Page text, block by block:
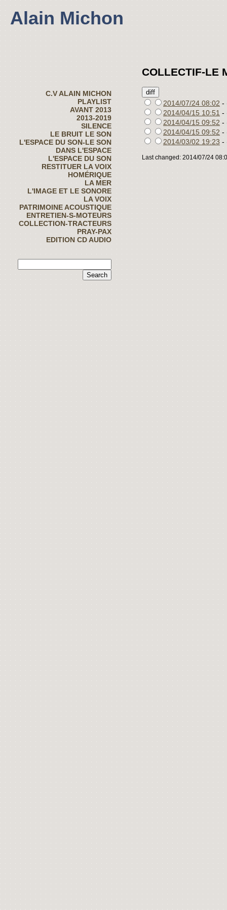
Alain Michon
C.V ALAIN MICHON
PLAYLIST
AVANT 2013
2013-2019
SILENCE
LE BRUIT LE SON
L'ESPACE DU SON-LE SON
DANS L'ESPACE
L'ESPACE DU SON
RESTITUER LA VOIX
HOMÉRIQUE
LA MER
L'IMAGE ET LE SONORE
LA VOIX
PATRIMOINE ACOUSTIQUE
ENTRETIEN-S-MOTEURS
COLLECTION-TRACTEURS
PRAY-PAX
EDITION CD AUDIO
COLLECTIF-LE
2014/07/24 08:02 -
2014/04/15 10:51 -
2014/04/15 09:52 -
2014/04/15 09:52 -
2014/03/02 19:23 -
Last changed: 2014/07/24